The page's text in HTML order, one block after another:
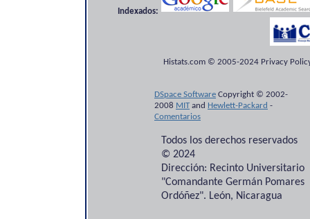
Indexados:
Histats.com © 2005-2024 Privacy
DSpace Software Copyright © 2002-
2008 MITand Hewlett-Packard -
Comentarios
Todos los derechos reservados
© 2024
Dirección: Recinto Universitario
"Comandante Germán Pomares
Ordóñez". León, Nicaragua